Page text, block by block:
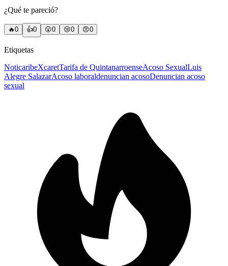
¿Qué te pareció?
🔥0 👍0 😲0 😢0 😠0
Etiquetas
NoticaribeXcaretTarifa de QuintanarroenseAcoso SexualLuis
Alegre SalazarAcoso laboraldenuncian acosoDenuncian acoso
sexual